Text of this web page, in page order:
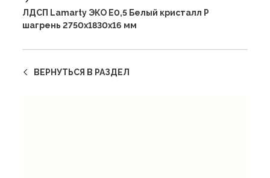
ЛДСП Lamarty ЭКО E0,5 Белый кристалл P
шагрень 2750х1830х16 мм
ВЕРНУТЬСЯ В РАЗДЕЛ